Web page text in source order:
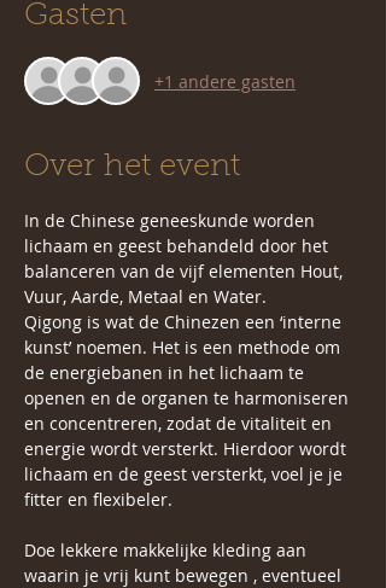
Gasten
+1 andere gasten
Over het event
In de Chinese geneeskunde worden
lichaam en geest behandeld door het
balanceren van de vijf elementen Hout,
Vuur, Aarde, Metaal en Water.
Qigong is wat de Chinezen een ‘interne
kunst’ noemen. Het is een methode om
de energiebanen in het lichaam te
openen en de organen te harmoniseren
en concentreren, zodat de vitaliteit en
energie wordt versterkt. Hierdoor wordt
lichaam en de geest versterkt, voel je je
fitter en flexibeler.
Doe lekkere makkelijke kleding aan
waarin je vrij kunt bewegen , eventueel